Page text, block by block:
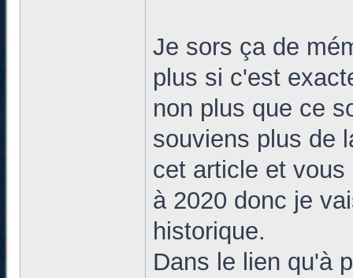
Je sors ça de
plus si c'est
non plus que ce
souviens plus de
cet article et
à 2020 donc je
historique.
Dans le lien qu'à